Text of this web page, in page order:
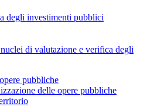
degli investimenti pubblici
di valutazione e verifica degli
pubbliche
delle opere pubbliche